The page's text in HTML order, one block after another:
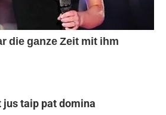
jus taip pat domina